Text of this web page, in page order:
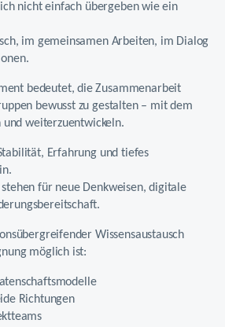
nicht einfach übergeben wie ein
im gemeinsamen Arbeiten, im Dialog
bedeutet, die Zusammenarbeit
bewusst zu gestalten – mit dem
und weiterzuentwickeln.
Erfahrung und tiefes
für neue Denkweisen, digitale
Wissensaustausch
möglich ist:
Richtungen